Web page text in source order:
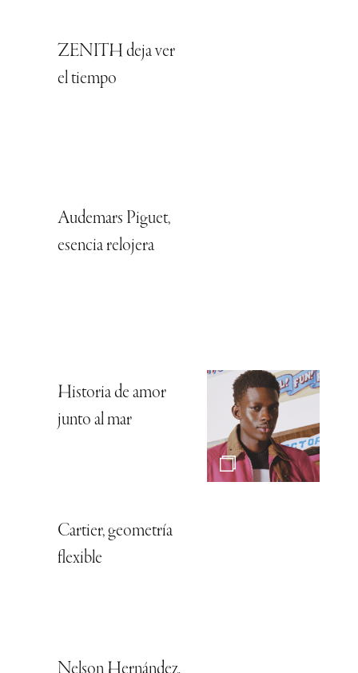
ZENITH deja ver
el tiempo
Audemars Piguet,
esencia relojera
Historia de amor
junto al mar
Cartier, geometría
flexible